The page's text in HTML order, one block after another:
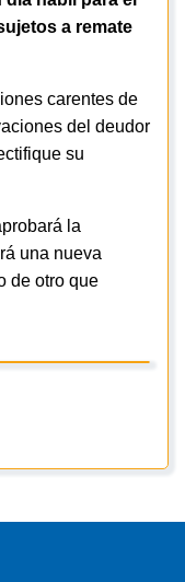
a remate
carentes de
del deudor
su
la
una nueva
de otro que